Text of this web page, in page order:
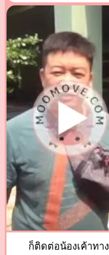
ก็ติดต่อน้องเค้าทาง